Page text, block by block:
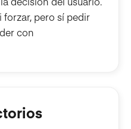
pero sí pedir
con